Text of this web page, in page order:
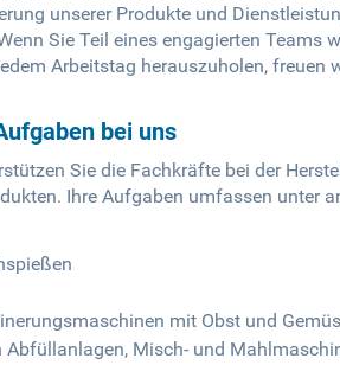
unserer Produkte und
Sie Teil eines engagierten Teams
Arbeitstag herauszuholen, freuen
bei uns
Sie die Fachkräfte bei der
Ihre Aufgaben umfassen unter
mit Obst und
Abfüllanlagen, Misch- und